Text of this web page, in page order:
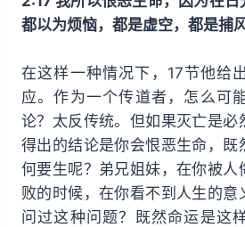
都以为烦恼，都是虚空，都是捕风
在这样一种情况下，17节他给
应。作为一个传道者，怎么可
论？太反传统。但如果灭亡是必
得出的结论是你会恨恶生命，既
何要生呢？弟兄姐妹，在你被人
败的时候，在你看不到人生的意
问过这种问题？既然命运是这